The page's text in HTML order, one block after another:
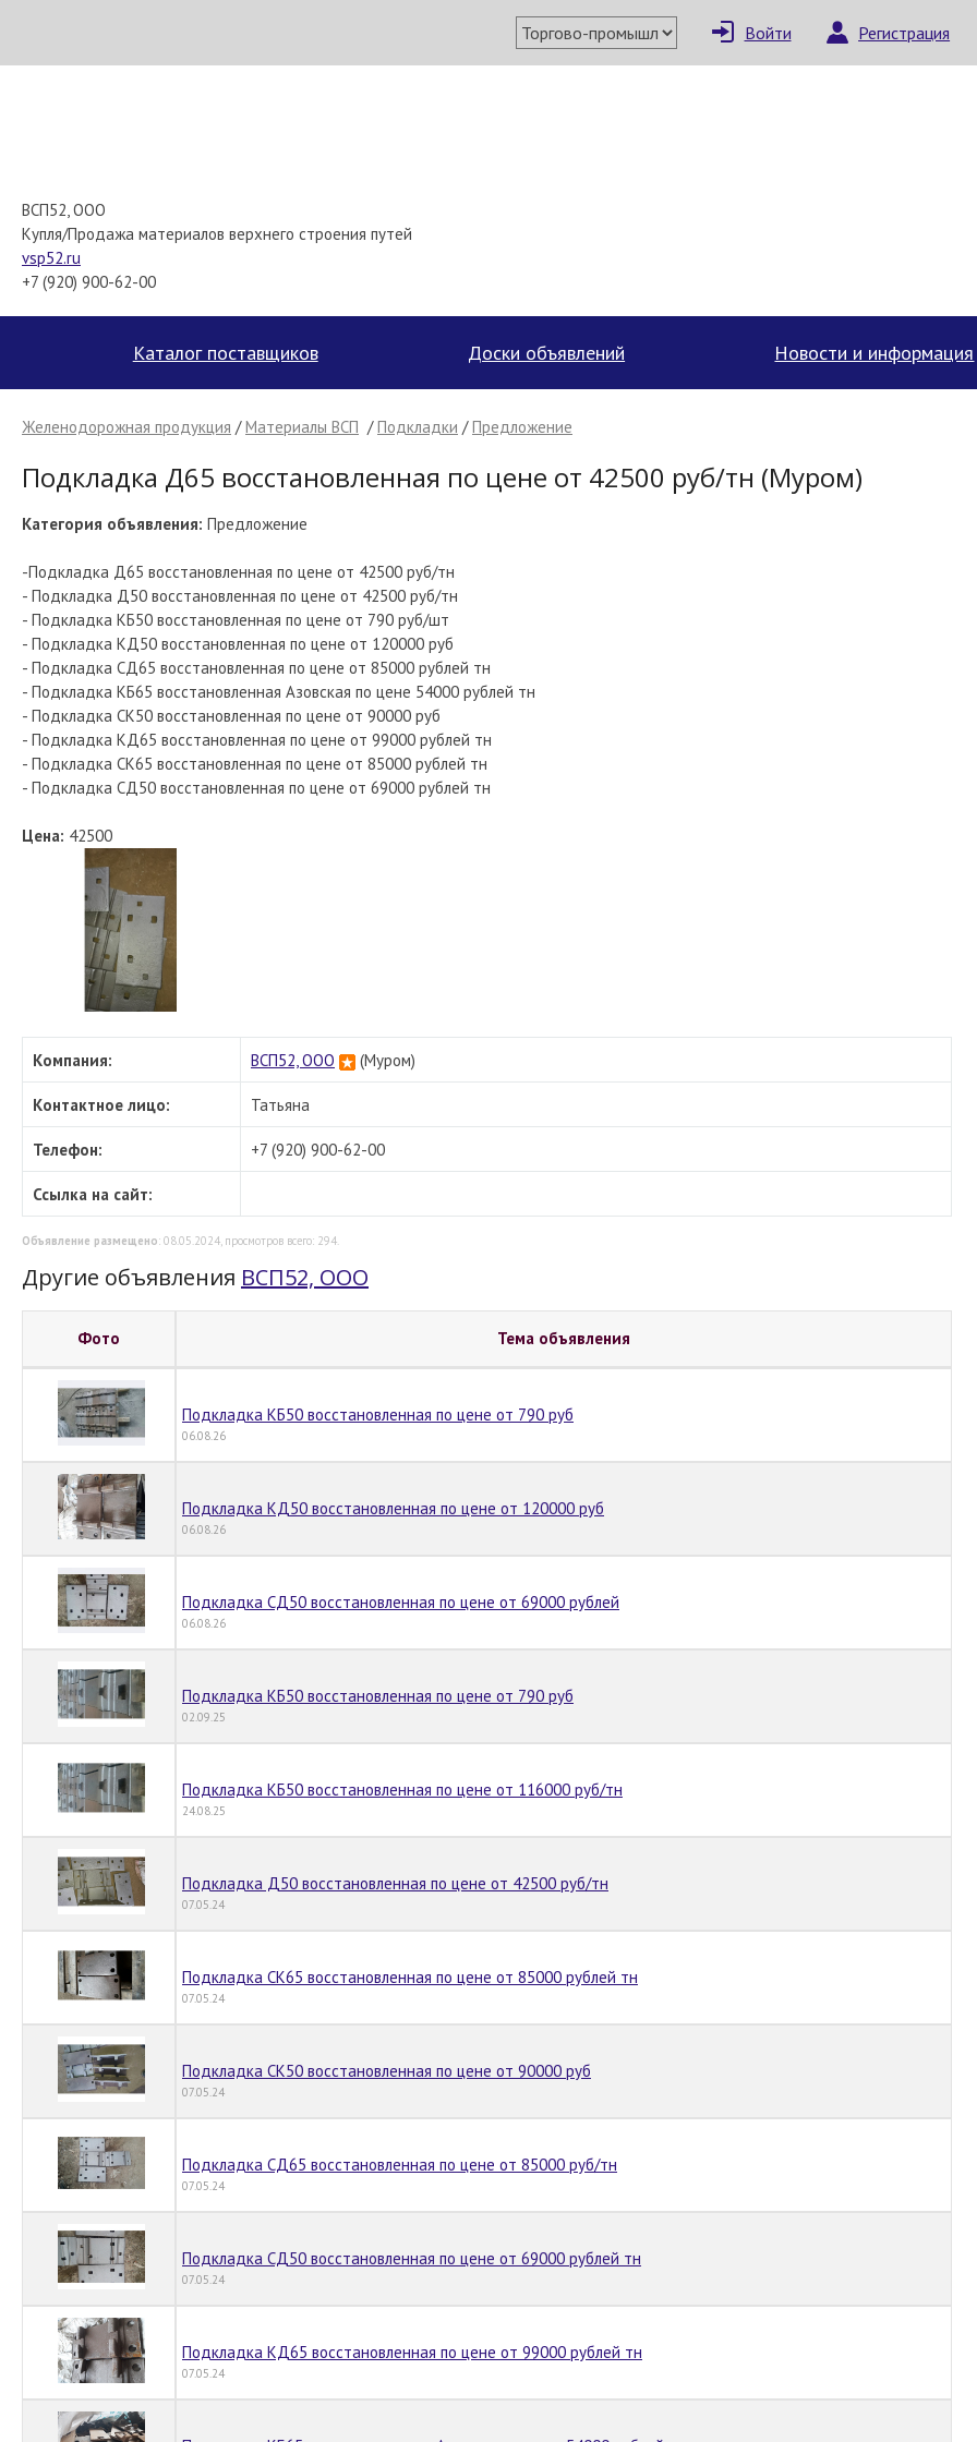
Войти Регистрация
ВСП52, ООО
Купля/Продажа материалов верхнего строения путей
vsp52.ru
+7 (920) 900-62-00
Каталог поставщиков Доски объявлений Новости и информация
Желенодорожная продукция /Материалы ВСП /Подкладки /Предложение
Подкладка Д65 восстановленная по цене от 42500 руб/тн (Муром)
Категория объявления: Предложение
-Подкладка Д65 восстановленная по цене от 42500 руб/тн
- Подкладка Д50 восстановленная по цене от 42500 руб/тн
- Подкладка КБ50 восстановленная по цене от 790 руб/шт
- Подкладка КД50 восстановленная по цене от 120000 руб
- Подкладка СД65 восстановленная по цене от 85000 рублей тн
- Подкладка КБ65 восстановленная Азовская по цене 54000 рублей тн
- Подкладка СК50 восстановленная по цене от 90000 руб
- Подкладка КД65 восстановленная по цене от 99000 рублей тн
- Подкладка СК65 восстановленная по цене от 85000 рублей тн
- Подкладка СД50 восстановленная по цене от 69000 рублей тн
Цена: 42500
× Написать
Отправить сообщение
Компания: ВСП52, ООО (Муром)
Контактное лицо: Татьяна
Телефон: +7 (920) 900-62-00
Ссылка на сайт:
Объявление размещено: 08.05.2024, просмотров всего: 294.
Другие объявления ВСП52, ООО
Фото Тема объявления
Подкладка КБ50 восстановленная по цене от 790 руб
06.08.26
Подкладка КД50 восстановленная по цене от 120000 руб
06.08.26
Подкладка СД50 восстановленная по цене от 69000 рублей
06.08.26
Подкладка КБ50 восстановленная по цене от 790 руб
02.09.25
Подкладка КБ50 восстановленная по цене от 116000 руб/тн
24.08.25
Подкладка Д50 восстановленная по цене от 42500 руб/тн
07.05.24
Подкладка СК65 восстановленная по цене от 85000 рублей тн
07.05.24
Подкладка СК50 восстановленная по цене от 90000 руб
07.05.24
Подкладка СД65 восстановленная по цене от 85000 руб/тн
07.05.24
Подкладка СД50 восстановленная по цене от 69000 рублей тн
07.05.24
Подкладка КД65 восстановленная по цене от 99000 рублей тн
07.05.24